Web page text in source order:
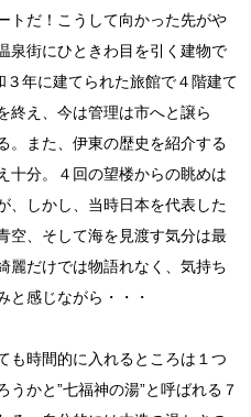
トだ！こうして向かった先がや
泉街にひときわ目を引く建物で
３年に建てられた旅館で４階建て
終え、今は管理は市へと譲ら
。また、伊東の歴史を紹介する
十分。４回の望楼からの眺めは
、しかし、当時日本を代表した
空、そして海を見渡す気分は最
麗だけでは物語れなく、気持ち
と感じながら・・・
時間的に入れるところは１つ
かと”七福神の湯”と呼ばれる７